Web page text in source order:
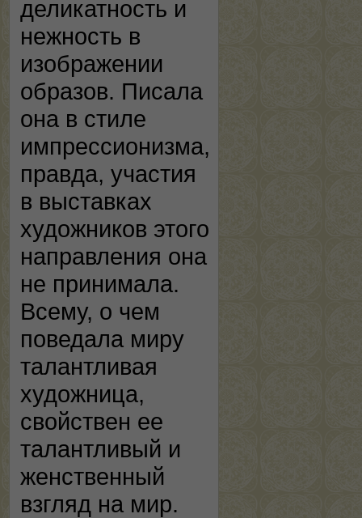
деликатность и
нежность в
изображении
образов. Писала
она в стиле
импрессионизма,
правда, участия
в выставках
художников этого
направления она
не принимала.
Всему, о чем
поведала миру
талантливая
художница,
свойствен ее
талантливый и
женственный
взгляд на мир.